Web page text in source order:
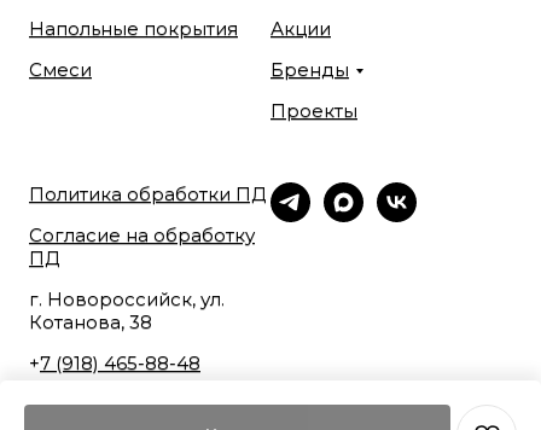
Напольные покрытия
Смеси
Акции
Бренды
Проекты
Политика обработки ПД
Согласие на обработку
ПД
г. Новороссийск, ул.
Котанова, 38
+7 (918) 465-88-48